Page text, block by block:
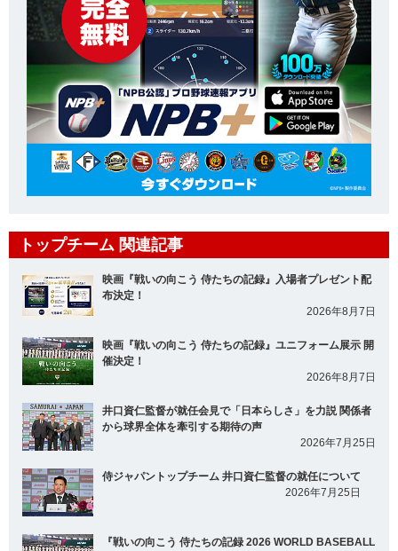
トップチーム 関連記事
映画『戦いの向こう 侍たちの記録』入場者プレゼント配
布決定！
2026年8月7日
映画『戦いの向こう 侍たちの記録』ユニフォーム展示 開
催決定！
2026年8月7日
井口資仁監督が就任会見で「日本らしさ」を力説 関係者
から球界全体を牽引する期待の声
2026年7月25日
侍ジャパントップチーム 井口資仁監督の就任について
2026年7月25日
『戦いの向こう 侍たちの記録 2026 WORLD BASEBALL